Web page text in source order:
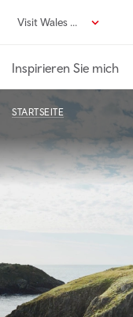
zumVisit Wales DE
Inspirieren Sie mich
STARTSEITE